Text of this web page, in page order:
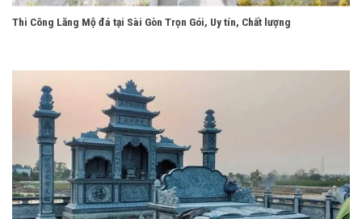
Thi Công Lăng Mộ đá tại Sài Gòn Trọn Gói, Uy tín, Chất lượng